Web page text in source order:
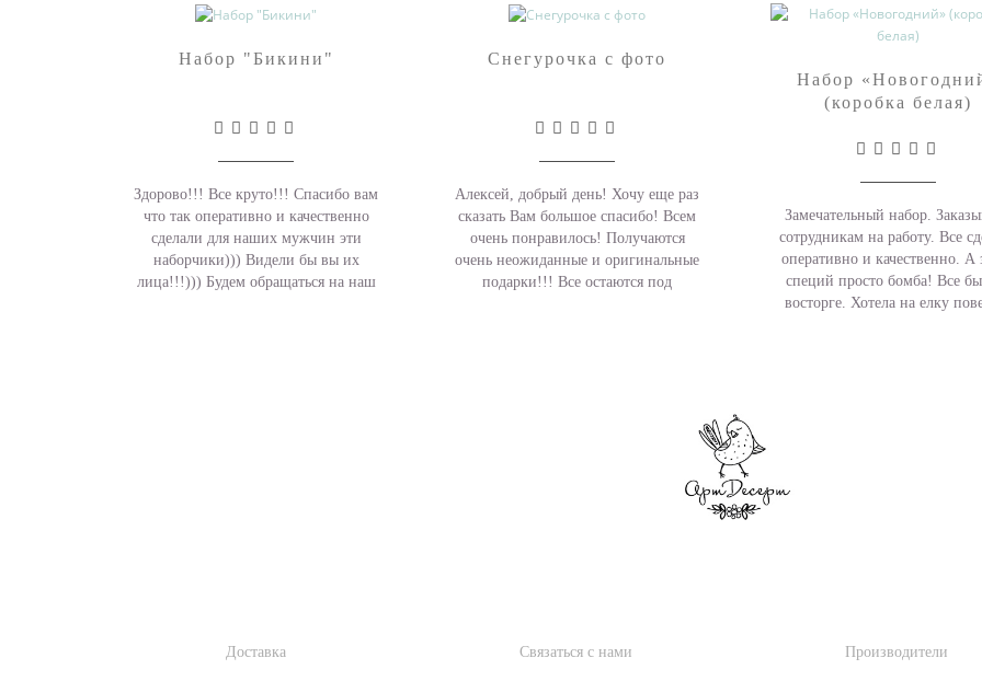
Набор "Бикини"
Здорово!!! Все круто!!! Спасибо вам
что так оперативно и качественно
сделали для наших мужчин эти
наборчики))) Видели бы вы их
лица!!!))) Будем обращаться на наш
Снегурочка с фото
Алексей, добрый день! Хочу еще раз
сказать Вам большое спасибо! Всем
очень понравилось! Получаются
очень неожиданные и оригинальные
подарки!!! Все остаются под
Набор
(коробка белая)
Замечательный набор.
сотрудникам на работу. Все
оперативно и качественно. А
специй просто бомба! Все
восторге. Хотела на елку
Доставка Связаться с нами Производители